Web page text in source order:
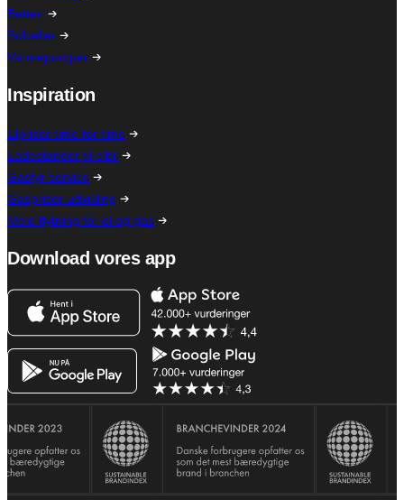
Batteri
Solceller
Varmepumper
Inspiration
Elpriser time for time
Ladestander til elbil
Gasfyr service
Gaspriser udvikling
Meld flytning for el og gas
Download vores app